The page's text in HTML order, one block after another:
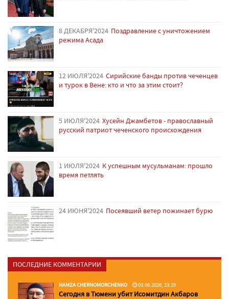
8 ДЕКАБРЯ'2024 Поздравление с уничтожением
режима Асада
12 ИЮЛЯ'2024 Сирийские банды против чеченцев
и турок в Вене: кто и что за этим стоит?
5 ИЮЛЯ'2024 Хусейн Джамбетов - православный
русский патриот чеченского происхождения
1 ИЮЛЯ'2024 К успешным мусульманам: прошло
время петлять
24 ИЮНЯ'2024 Посеявший ветер пожинает бурю
ПОСЛЕДНИЕ КОММЕНТАРИИ
HAMZA CHERNOMORCHENKO 03.06.2026, 23:29
Сегодня в Тюмени убит Исомитдин Акбаров